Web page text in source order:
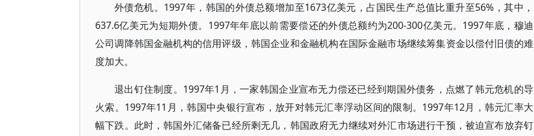
外债危机。1997年，韩国的外债总额增加至1673亿美元，占国民生产总值比重升至56%，其中，
637.6亿美元为短期外债。1997年年底以前需要偿还的外债总额约为200-300亿美元。1997年底，穆迪
公司调降韩国金融机构的信用评级，韩国企业和金融机构在国际金融市场继续筹集资金以偿付旧债的难
度加大。
退出钉住制度。1997年1月，一家韩国企业宣布无力偿还已经到期国外债务，点燃了韩元危机的导
火索。1997年11月，韩国中央银行宣布，放开对韩元汇率浮动区间的限制。1997年12月，韩元汇率大
幅下跌。此时，韩国外汇储备已经所剩无几，韩国政府无力继续对外汇市场进行干预，被迫宣布放弃钉